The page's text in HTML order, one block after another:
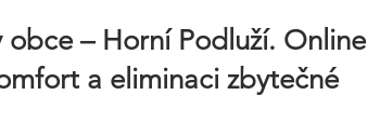
– Horní Podluží. Online
a eliminaci zbytečné